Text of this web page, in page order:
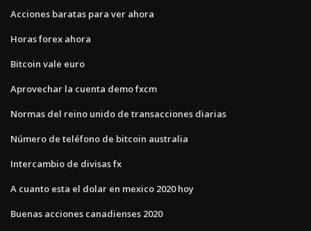
Acciones baratas para ver ahora
Horas forex ahora
Bitcoin vale euro
Aprovechar la cuenta demo fxcm
Normas del reino unido de transacciones diarias
Número de teléfono de bitcoin australia
Intercambio de divisas fx
A cuanto esta el dolar en mexico 2020 hoy
Buenas acciones canadienses 2020